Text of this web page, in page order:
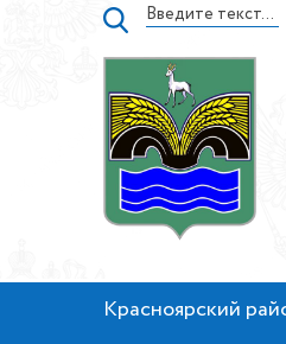
Красноярский